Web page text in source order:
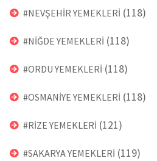
#NEVŞEHİR YEMEKLERİ (118)
#NİĞDE YEMEKLERİ (118)
#ORDU YEMEKLERİ (118)
#OSMANİYE YEMEKLERİ (118)
#RİZE YEMEKLERİ (121)
#SAKARYA YEMEKLERİ (119)